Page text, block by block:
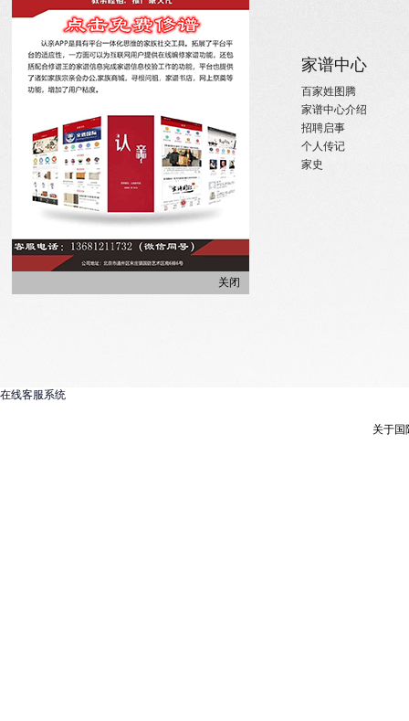
关于
关于国际家谱
招聘启事
实习机会
微信订阅
家族新闻
宗亲活动
姓氏大事记
寻亲咨询
家谱中心
百家姓图腾
家谱中心介绍
招聘启事
个人传记
家史
关于国
在线客服系统
关闭